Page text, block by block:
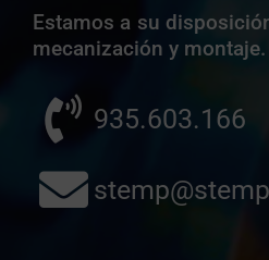
Estamos a su
mecanización y montaje.
935.603.166